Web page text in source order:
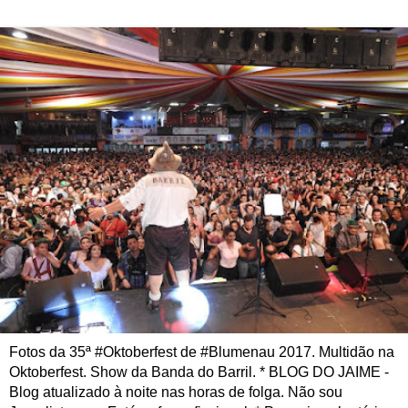
Fotos da 35ª #Oktoberfest de #Blumenau 2017. Multidão na
Oktoberfest. Show da Banda do Barril. * BLOG DO JAIME -
Blog atualizado à noite nas horas de folga. Não sou